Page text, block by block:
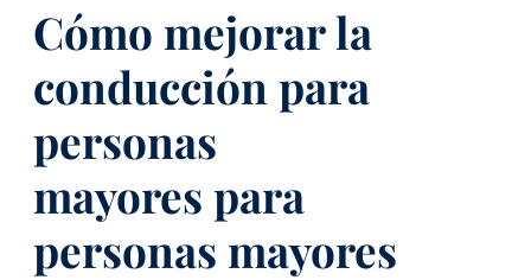
Cómo mejorar la
conducción para
personas
mayores para
personas mayores